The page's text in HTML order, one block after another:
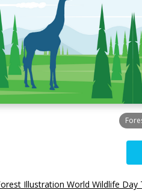
Illustration World Wildlife Day